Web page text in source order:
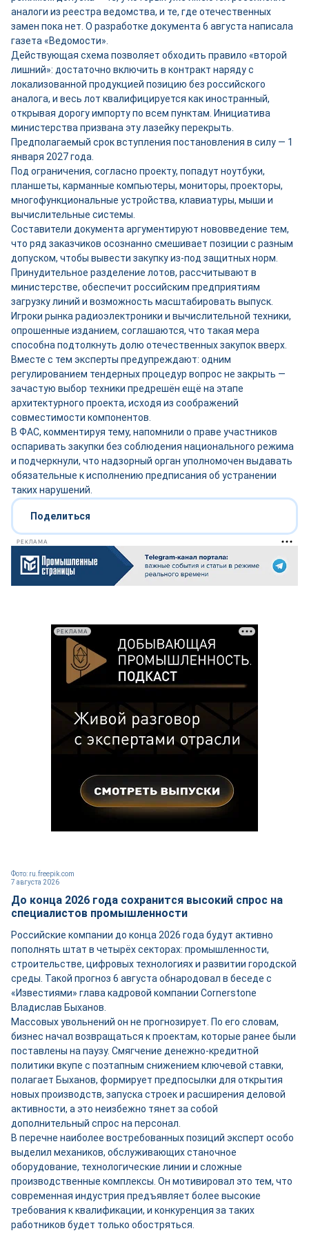
аналоги из реестра ведомства, и те, где отечественных
замен пока нет. О разработке документа 6 августа написала
газета «Ведомости».
Действующая схема позволяет обходить правило «второй
лишний»: достаточно включить в контракт наряду с
локализованной продукцией позицию без российского
аналога, и весь лот квалифицируется как иностранный,
открывая дорогу импорту по всем пунктам. Инициатива
министерства призвана эту лазейку перекрыть.
Предполагаемый срок вступления постановления в силу — 1
января 2027 года.
Под ограничения, согласно проекту, попадут ноутбуки,
планшеты, карманные компьютеры, мониторы, проекторы,
многофункциональные устройства, клавиатуры, мыши и
вычислительные системы.
Составители документа аргументируют нововведение тем,
что ряд заказчиков осознанно смешивает позиции с разным
допуском, чтобы вывести закупку из-под защитных норм.
Принудительное разделение лотов, рассчитывают в
министерстве, обеспечит российским предприятиям
загрузку линий и возможность масштабировать выпуск.
Игроки рынка радиоэлектроники и вычислительной техники,
опрошенные изданием, соглашаются, что такая мера
способна подтолкнуть долю отечественных закупок вверх.
Вместе с тем эксперты предупреждают: одним
регулированием тендерных процедур вопрос не закрыть —
зачастую выбор техники предрешён ещё на этапе
архитектурного проекта, исходя из соображений
совместимости компонентов.
В ФАС, комментируя тему, напомнили о праве участников
оспаривать закупки без соблюдения национального режима
и подчеркнули, что надзорный орган уполномочен выдавать
обязательные к исполнению предписания об устранении
таких нарушений.
Поделиться
РЕКЛАМА
7 августа 2026
Фото: ru.freepik.com
До конца 2026 года сохранится высокий спрос на
специалистов промышленности
Российские компании до конца 2026 года будут активно
пополнять штат в четырёх секторах: промышленности,
строительстве, цифровых технологиях и развитии городской
среды. Такой прогноз 6 августа обнародовал в беседе с
«Известиями» глава кадровой компании Cornerstone
Владислав Быханов.
Массовых увольнений он не прогнозирует. По его словам,
бизнес начал возвращаться к проектам, которые ранее были
поставлены на паузу. Смягчение денежно-кредитной
политики вкупе с поэтапным снижением ключевой ставки,
полагает Быханов, формирует предпосылки для открытия
новых производств, запуска строек и расширения деловой
активности, а это неизбежно тянет за собой
дополнительный спрос на персонал.
В перечне наиболее востребованных позиций эксперт особо
выделил механиков, обслуживающих станочное
оборудование, технологические линии и сложные
производственные комплексы. Он мотивировал это тем, что
современная индустрия предъявляет более высокие
требования к квалификации, и конкуренция за таких
работников будет только обостряться.
РЕКЛАМА